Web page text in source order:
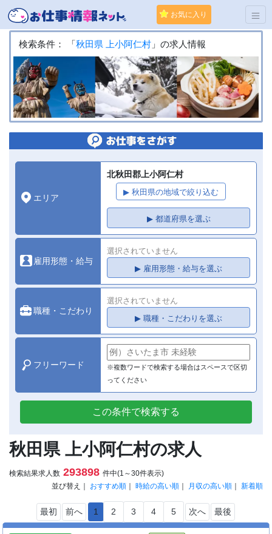
お気に入り
検索条件： 「 秋田県 上小阿仁村 」の求人情報
エリア
北秋田郡上小阿仁村
▶ 秋田県の地域で絞り込む
▶ 都道府県を選ぶ
雇用形態・給与
選択されていません
▶ 雇用形態・給与を選ぶ
職種・こだわり
選択されていません
▶ 職種・こだわりを選ぶ
フリーワード
※複数ワードで検索する場合はスペースで区切
ってください
この条件で検索する
秋田県 上小阿仁村の求人
検索結果求人数 293898 件中(1～30件表示)
並び替え｜ おすすめ順 ｜ 時給の高い順 ｜ 月収の高い順 ｜ 新着順
最初 前へ 1 2 3 4 5 次へ 最後